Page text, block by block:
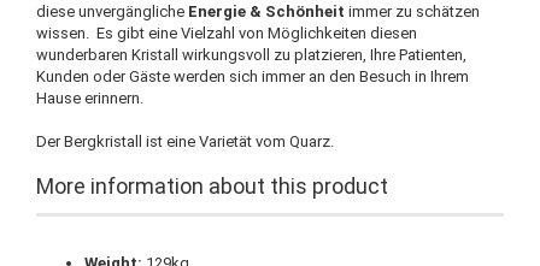
diese unvergängliche Energie & Schönheit immer zu schätzen
wissen. Es gibt eine Vielzahl von Möglichkeiten diesen
wunderbaren Kristall wirkungsvoll zu platzieren, Ihre Patienten,
Kunden oder Gäste werden sich immer an den Besuch in Ihrem
Hause erinnern.
Der Bergkristall ist eine Varietät vom Quarz.
More information about this product